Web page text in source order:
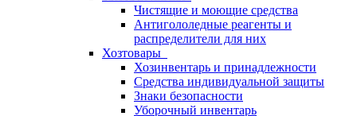
Чистящие и моющие средства
Антигололедные реагенты и
распределители для них
Хозтовары
Хозинвентарь и принадлежности
Средства индивидуальной защиты
Знаки безопасности
Уборочный инвентарь